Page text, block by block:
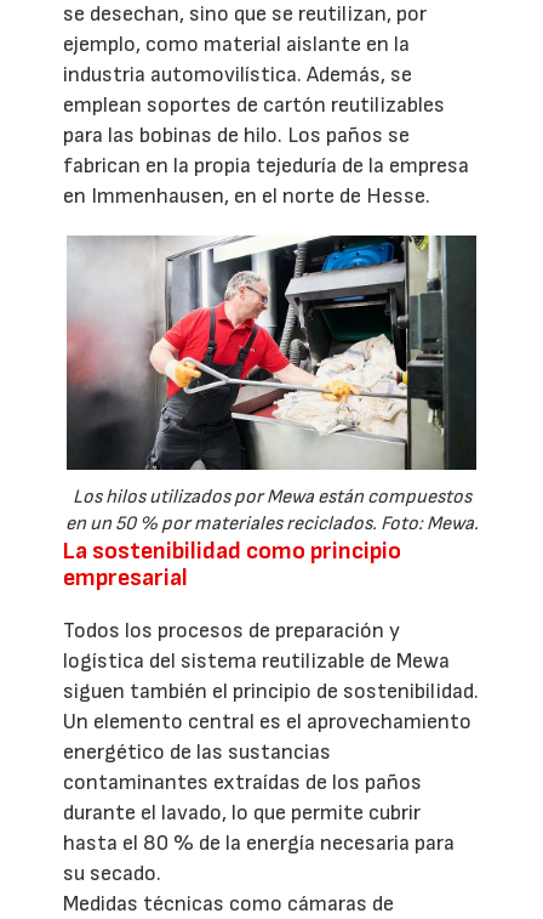
se desechan, sino que se reutilizan, por
ejemplo, como material aislante en la
industria automovilística. Además, se
emplean soportes de cartón reutilizables
para las bobinas de hilo. Los paños se
fabrican en la propia tejeduría de la empresa
en Immenhausen, en el norte de Hesse.
Los hilos utilizados por Mewa están compuestos
en un 50 % por materiales reciclados. Foto: Mewa.
La sostenibilidad como principio
empresarial
Todos los procesos de preparación y
logística del sistema reutilizable de Mewa
siguen también el principio de sostenibilidad.
Un elemento central es el aprovechamiento
energético de las sustancias
contaminantes extraídas de los paños
durante el lavado, lo que permite cubrir
hasta el 80 % de la energía necesaria para
su secado.
Medidas técnicas como cámaras de